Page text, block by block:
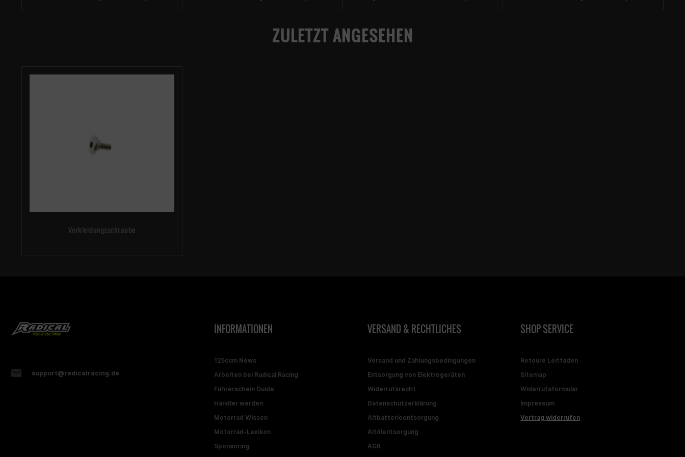
ZULETZT ANGESEHEN
Verkleidungsschraube
support@radicalracing.de
INFORMATIONEN
125ccm News
Arbeiten bei Radical Racing
Führerschein Guide
Händler werden
Motorrad Wissen
Motorrad-Lexikon
Sponsoring
VERSAND & RECHTLICHES
Versand und Zahlungsbedingungen
Entsorgung von Elektrogeräten
Widerrufsrecht
Datenschutzerklärung
Altbatterieentsorgung
Altölentsorgung
AGB
SHOP SERVICE
Retoure Leitfaden
Sitemap
Widerrufsformular
Impressum
Vertrag widerrufen